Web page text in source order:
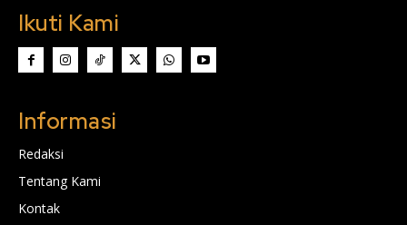
Ikuti Kami
Informasi
Redaksi
Tentang Kami
Kontak